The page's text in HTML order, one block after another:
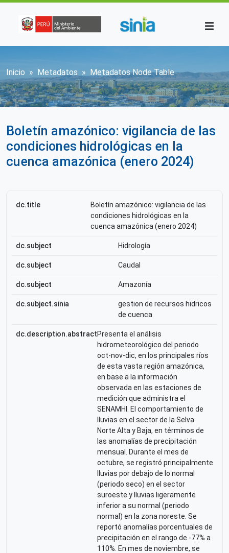
Sobrescribir enlaces de ayuda a la
Inicio Metadatos Metadatos Node Table
Boletín amazónico: vigilancia de las
condiciones hidrológicas en la
cuenca amazónica (enero 2024)
dc.title
Boletín amazónico: vigilancia de las
condiciones hidrológicas en la
cuenca amazónica (enero 2024)
dc.subject Hidrología
dc.subject Caudal
dc.subject Amazonía
dc.subject.sinia
gestion de recursos hidricos
de cuenca
dc.description.abstractPresenta el análisis
hidrometeorológico del periodo
oct-nov-dic, en los principales ríos
de esta vasta región amazónica,
en base a la información
observada en las estaciones de
medición que administra el
SENAMHI. El comportamiento de
lluvias en el sector de la Selva
Norte Alta y Baja, en términos de
las anomalías de precipitación
mensual. Durante el mes de
octubre, se registró principalmente
lluvias por debajo de lo normal
(periodo seco) en el sector
suroeste y lluvias ligeramente
inferior a su normal (periodo
normal) en la zona noreste. Se
reportó anomalías porcentuales de
precipitación en el rango de -77% a
110%. En mes de noviembre, se